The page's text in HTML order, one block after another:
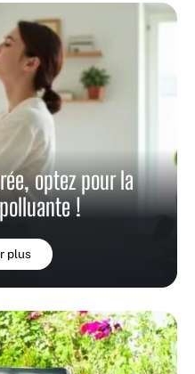
optez pour la
!
plus